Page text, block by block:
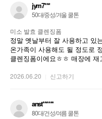
jym7***
50대/중성/겨울 쿨톤
미소 발효 클렌징폼
정말 옛날부터 잘 사용하고 있
온가족이 사용해도 될 정도로
클렌징폼이에요ㅎㅎ 매장에
정말 잘 쓰고 있는 제품인데 단
2026.06.20 신고하기
anst******
80대/건성/여름 쿨톤